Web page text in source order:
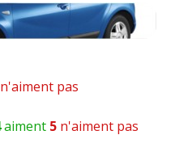
n'aiment pas
aiment 5 n'aiment pas